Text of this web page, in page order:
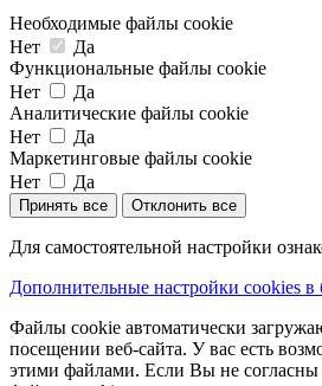
Необходимые файлы cookie
Нет
Да
Функциональные файлы cookie
Нет
Да
Аналитические файлы cookie
Нет
Да
Маркетинговые файлы cookie
Нет
Да
Принять все Отклонить все
Для самостоятельной настройки
Дополнительные настройки cookies в
Файлы cookie автоматически
посещении веб-сайта. У вас есть
этими файлами. Если Вы не согласны